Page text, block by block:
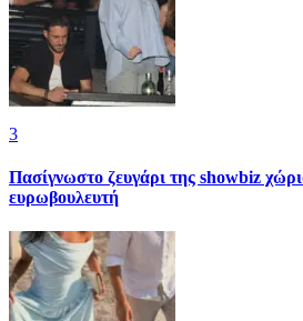
3
Πασίγνωστο ζευγάρι της showbiz
ευρωβουλευτή